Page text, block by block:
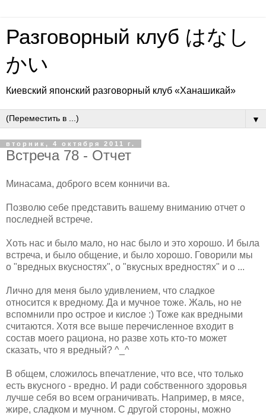
Разговорный клуб はなし
かい
Киевский японский разговорный клуб «Ханашикай»
▼
вторник, 4 октября 2011 г.
Встреча 78 - Отчет
Минасама, доброго всем конничи ва.
Позволю себе представить вашему вниманию отчет о
последней встрече.
Хоть нас и было мало, но нас было и это хорошо. И была
встреча, и было общение, и было хорошо. Говорили мы
о "вредных вкусностях", о "вкусных вредностях" и о ...
Лично для меня было удивлением, что сладкое
относится к вредному. Да и мучное тоже. Жаль, но не
вспомнили про острое и кислое :) Тоже как вредными
считаются. Хотя все выше перечисленное входит в
состав моего рациона, но разве хоть кто-то может
сказать, что я вредный? ^_^
В общем, сложилось впечатление, что все, что только
есть вкусного - вредно. И ради собственного здоровья
лучше себя во всем ограничивать. Например, в мясе,
жире, сладком и мучном. С другой стороны, можно